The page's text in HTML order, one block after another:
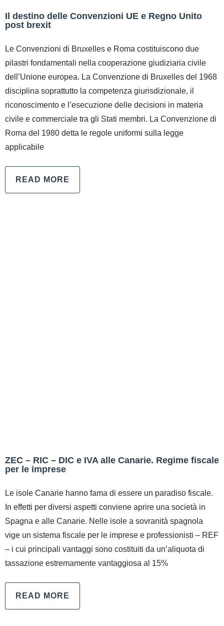
Il destino delle Convenzioni UE e Regno Unito
post brexit
Le Convenzioni di Bruxelles e Roma costituiscono due
pilastri fondamentali nella cooperazione giudiziaria civile
dell’Unione europea. La Convenzione di Bruxelles del 1968
disciplina soprattutto la competenza giurisdizionale, il
riconoscimento e l’esecuzione delle decisioni in materia
civile e commerciale tra gli Stati membri. La Convenzione di
Roma del 1980 detta le regole uniformi sulla legge
applicabile
READ MORE
ZEC – RIC – DIC e IVA alle Canarie. Regime fiscale
per le imprese
Le isole Canarie hanno fama di essere un paradiso fiscale.
In effetti per diversi aspetti conviene aprire una società in
Spagna e alle Canarie. Nelle isole a sovranità spagnola
vige un sistema fiscale per le imprese e professionisti – REF
– i cui principali vantaggi sono costituiti da un’aliquota di
tassazione estremamente vantaggiosa al 15%
READ MORE